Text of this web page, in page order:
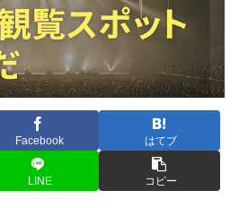
Facebook はてブ
LINE コピー